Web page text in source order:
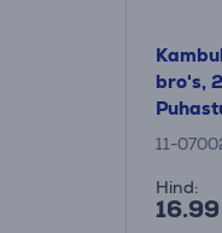
bro's,
11-
Hind: